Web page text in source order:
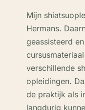
Mijn
Hermans.
geassisteerd
verschillende
opleidingen.
de praktijk als
langdurig